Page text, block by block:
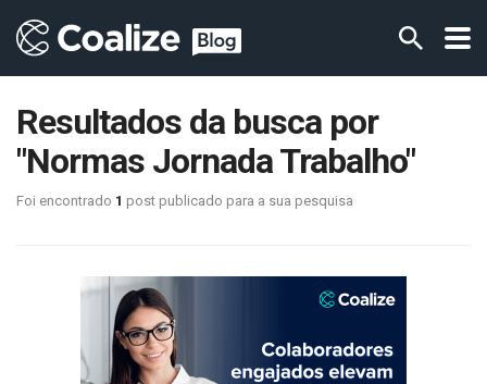
Resultados da busca por
"Normas Jornada Trabalho"
Foi encontrado 1 post publicado para a sua pesquisa